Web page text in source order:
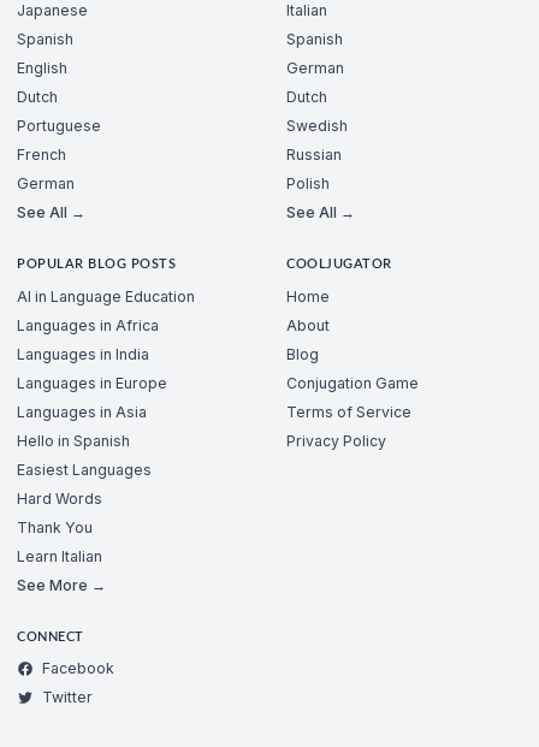
Japanese
Spanish
English
Dutch
Portuguese
French
German
See All →
Italian
Spanish
German
Dutch
Swedish
Russian
Polish
See All →
POPULAR BLOG POSTS
AI in Language Education
Languages in Africa
Languages in India
Languages in Europe
Languages in Asia
Hello in Spanish
Easiest Languages
Hard Words
Thank You
Learn Italian
See More →
COOLJUGATOR
Home
About
Blog
Conjugation Game
Terms of Service
Privacy Policy
CONNECT
Facebook
Twitter